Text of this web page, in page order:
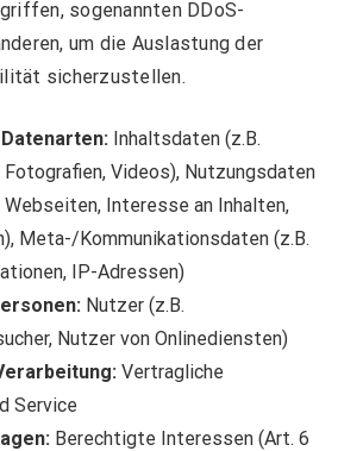
sogenannten DDoS-
um die Auslastung der
sicherzustellen.
Inhaltsdaten (z.B.
Videos), Nutzungsdaten
Interesse an Inhalten,
Meta-/Kommunikationsdaten (z.B.
IP-Adressen)
Nutzer (z.B.
Nutzer von Onlinediensten)
Vertragliche
Service
Berechtigte Interessen (Art. 6